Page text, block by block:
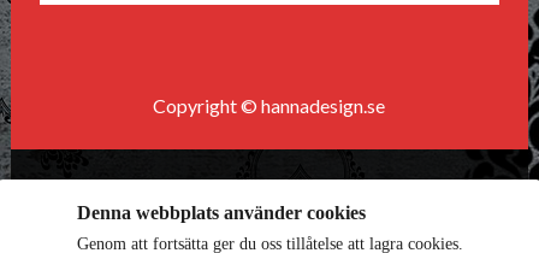
Copyright © hannadesign.se
Denna webbplats använder cookies
Genom att fortsätta ger du oss tillåtelse att lagra cookies.